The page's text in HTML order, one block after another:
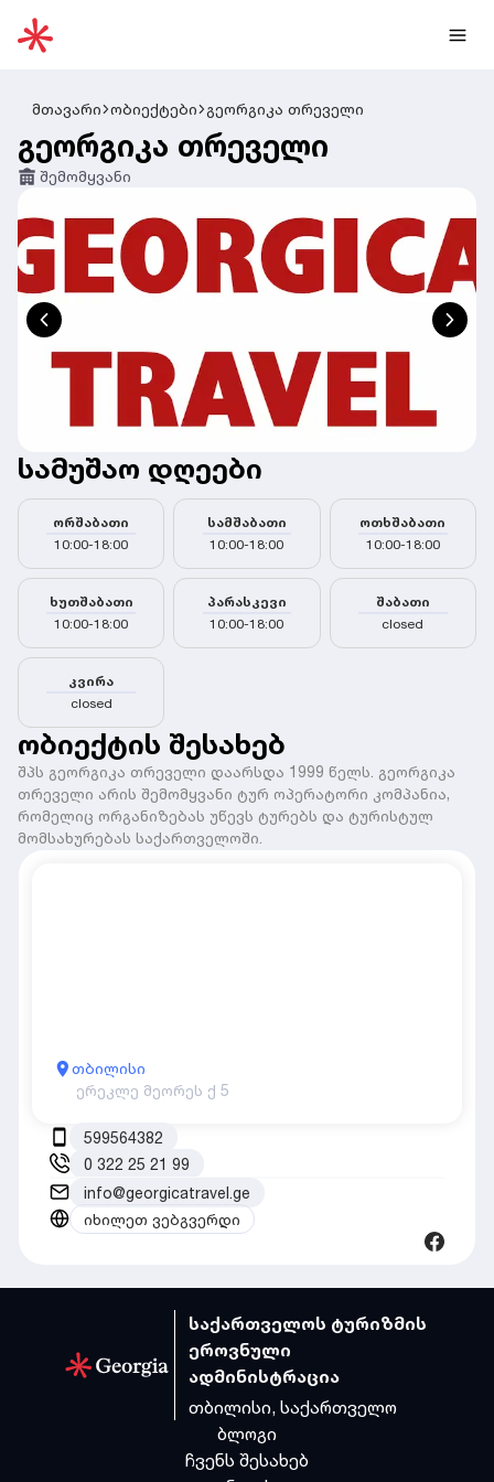
მთავარი ობიექტები გეორგიკა თრეველი
გეორგიკა თრეველი
შემომყვანი
სამუშაო დღეები
ორშაბათი
10:00-18:00
სამშაბათი
10:00-18:00
ოთხშაბათი
10:00-18:00
ხუთშაბათი
10:00-18:00
პარასკევი
10:00-18:00
შაბათი
closed
კვირა
closed
ობიექტის შესახებ
შპს გეორგიკა თრეველი დაარსდა 1999 წელს. გეორგიკა
თრეველი არის შემომყვანი ტურ ოპერატორი კომპანია,
რომელიც ორგანიზებას უწევს ტურებს და ტურისტულ
მომსახურებას საქართველოში.
თბილისი
ერეკლე მეორეს ქ 5
599564382
0 322 25 21 99
info@georgicatravel.ge
იხილეთ ვებგვერდი
საქართველოს ტურიზმის
ეროვნული
ადმინისტრაცია
თბილისი, საქართველო
ბლოგი
ჩვენს შესახებ